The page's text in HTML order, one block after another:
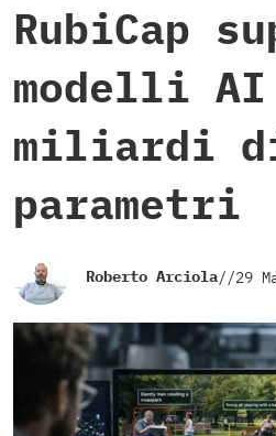
RubiCap
modelli AI
miliardi
parametri
Roberto Arciola//29